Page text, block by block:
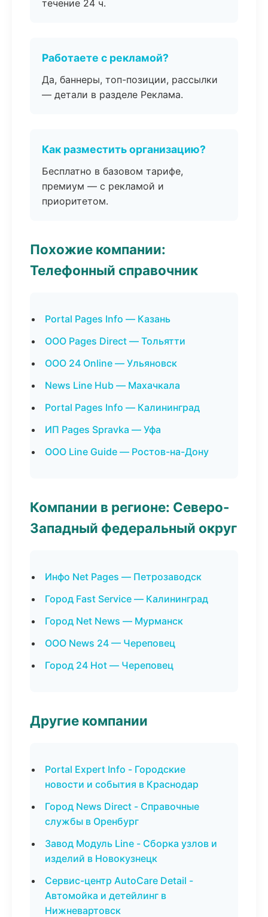
течение 24 ч.
Работаете с рекламой?
Да, баннеры, топ-позиции, рассылки
— детали в разделе Реклама.
Как разместить организацию?
Бесплатно в базовом тарифе,
премиум — с рекламой и
приоритетом.
Похожие компании:
Телефонный справочник
Portal Pages Info — Казань
ООО Pages Direct — Тольятти
ООО 24 Online — Ульяновск
News Line Hub — Махачкала
Portal Pages Info — Калининград
ИП Pages Spravka — Уфа
ООО Line Guide — Ростов-на-Дону
Компании в регионе: Северо-
Западный федеральный округ
Инфо Net Pages — Петрозаводск
Город Fast Service — Калининград
Город Net News — Мурманск
ООО News 24 — Череповец
Город 24 Hot — Череповец
Другие компании
Portal Expert Info - Городские
новости и события в Краснодар
Город News Direct - Справочные
службы в Оренбург
Завод Модуль Line - Сборка узлов и
изделий в Новокузнецк
Сервис-центр AutoCare Detail -
Автомойка и детейлинг в
Нижневартовск